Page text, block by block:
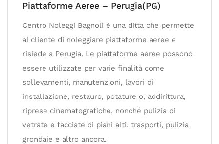
Piattaforme Aeree – Perugia(PG)
Centro Noleggi Bagnoli è una ditta che permette
al cliente di noleggiare piattaforme aeree e
risiede a Perugia. Le piattaforme aeree possono
essere utilizzate per varie finalità come
sollevamenti, manutenzioni, lavori di
installazione, restauro, potature o, addirittura,
riprese cinematografiche, nonché pulizia di
vetrate e facciate di piani alti, trasporti, pulizia
grondaie e altro ancora.